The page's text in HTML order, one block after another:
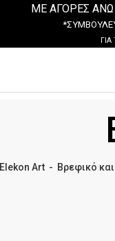
ΜΕ ΑΓΟΡΕΣ ΑΝΩ
Elekon Art - Βρεφικό